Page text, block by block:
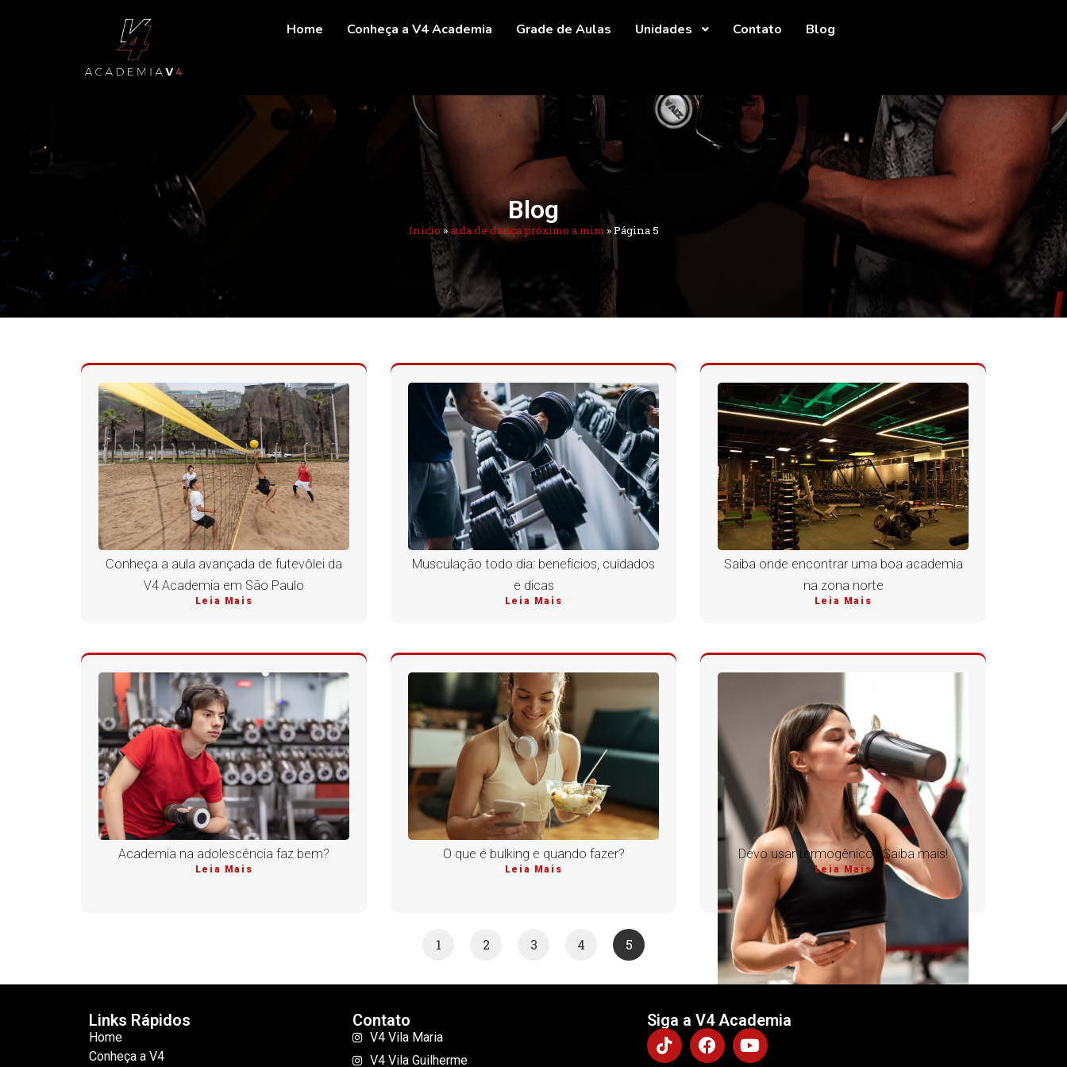
Home Conheça a V4 Academia Grade de Aulas Unidades Contato Blog
Blog
Início»aula de dança próximo a mim»Página 5
Conheça a aula avançada de futevôlei da
V4 Academia em São Paulo
Leia Mais
Musculação todo dia: benefícios, cuidados
e dicas
Leia Mais
Saiba onde encontrar uma boa academia
na zona norte
Leia Mais
Academia na adolescência faz bem?
Leia Mais
O que é bulking e quando fazer?
Leia Mais
Devo usar termogênico? Saiba mais!
Leia Mais
1 2 3 4 5
Links Rápidos
Home
Conheça a V4
Contato
V4 Vila Maria
V4 Vila Guilherme
Siga a V4 Academia